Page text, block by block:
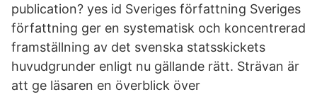
publication? yes id Sveriges författning Sveriges
författning ger en systematisk och koncentrerad
framställning av det svenska statsskickets
huvudgrunder enligt nu gällande rätt. Strävan är
att ge läsaren en överblick över